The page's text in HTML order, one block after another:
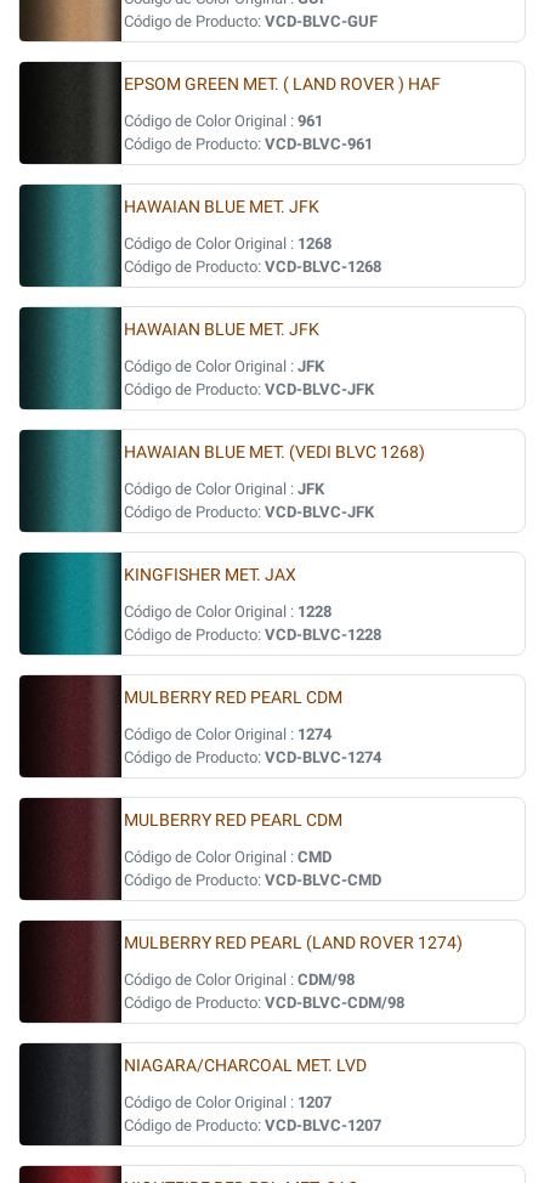
Código de Producto: VCD-BLVC-GUF
EPSOM GREEN MET. ( LAND ROVER ) HAF
Código de Color Original : 961
Código de Producto: VCD-BLVC-961
HAWAIAN BLUE MET. JFK
Código de Color Original : 1268
Código de Producto: VCD-BLVC-1268
HAWAIAN BLUE MET. JFK
Código de Color Original : JFK
Código de Producto: VCD-BLVC-JFK
HAWAIAN BLUE MET. (VEDI BLVC 1268)
Código de Color Original : JFK
Código de Producto: VCD-BLVC-JFK
KINGFISHER MET. JAX
Código de Color Original : 1228
Código de Producto: VCD-BLVC-1228
MULBERRY RED PEARL CDM
Código de Color Original : 1274
Código de Producto: VCD-BLVC-1274
MULBERRY RED PEARL CDM
Código de Color Original : CMD
Código de Producto: VCD-BLVC-CMD
MULBERRY RED PEARL (LAND ROVER 1274)
Código de Color Original : CDM/98
Código de Producto: VCD-BLVC-CDM/98
NIAGARA/CHARCOAL MET. LVD
Código de Color Original : 1207
Código de Producto: VCD-BLVC-1207